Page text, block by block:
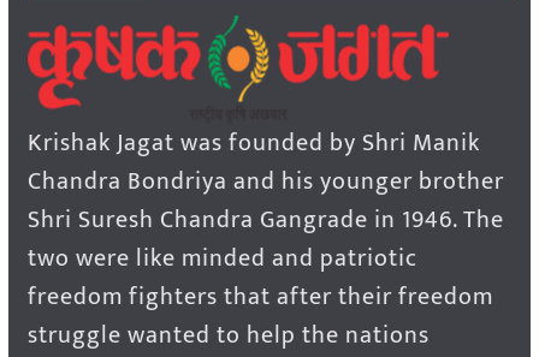
Krishak Jagat was founded by Shri Manik
Chandra Bondriya and his younger brother
Shri Suresh Chandra Gangrade in 1946. The
two were like minded and patriotic
freedom fighters that after their freedom
struggle wanted to help the nations